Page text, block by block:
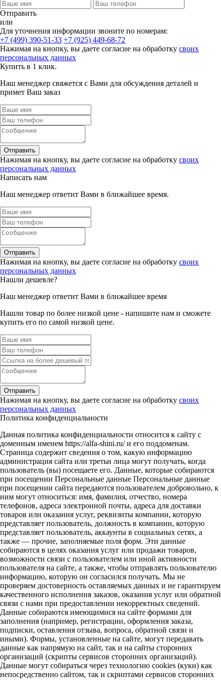
Отправить
или
Для уточнения информации звоните по номерам:
+7 (499) 390-51-33 +7 (925) 449-68-72
Нажимая на кнопку, вы даете согласие на обработку своих
персональных данных
Купить в 1 клик.
Наш менеджер свяжется с Вами для обсуждения деталей и
примет Ваш заказ
Отправить
Нажимая на кнопку, вы даете согласие на обработку своих
персональных данных
Написать нам
Наш менеджер ответит Вами в ближайшее время.
Отправить
Нажимая на кнопку, вы даете согласие на обработку своих
персональных данных
Нашли дешевле?
Наш менеджер ответит Вами в ближайшее время
Нашли товар по более низкой цене - напишите нам и сможете
купить его по самой низкой цене.
Отправить
Нажимая на кнопку, вы даете согласие на обработку своих
персональных данных
Политика конфиденциальности
Данная политика конфиденциальности относится к сайту с
доменным именем https://alfa-shini.ru/ и его поддоменам.
Страница содержит сведения о том, какую информацию
администрация сайта или третьи лица могут получать, когда
пользователь (вы) посещаете его. Данные, которые собираются
при посещении Персональные данные Персональные данные
при посещении сайта передаются пользователем добровольно, к
ним могут относиться: имя, фамилия, отчество, номера
телефонов, адреса электронной почты, адреса для доставки
товаров или оказания услуг, реквизиты компании, которую
представляет пользователь, должность в компании, которую
представляет пользователь, аккаунты в социальных сетях, а
также — прочие, заполняемые поля форм. Эти данные
собираются в целях оказания услуг или продажи товаров,
возможности связи с пользователем или иной активности
пользователя на сайте, а также, чтобы отправлять пользователю
информацию, которую он согласился получать. Мы не
проверяем достоверность оставляемых данных и не гарантируем
качественного исполнения заказов, оказания услуг или обратной
связи с нами при предоставлении некорректных сведений.
Данные собираются имеющимися на сайте формами для
заполнения (например, регистрации, оформления заказа,
подписки, оставления отзыва, вопроса, обратной связи и
иными). Формы, установленные на сайте, могут передавать
данные как напрямую на сайт, так и на сайты сторонних
организаций (скрипты сервисов сторонних организаций).
Данные могут собираться через технологию cookies (куки) как
непосредственно сайтом, так и скриптами сервисов сторонних